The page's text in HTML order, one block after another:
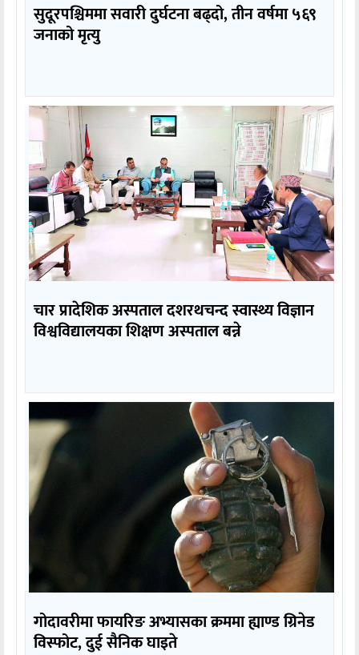
सुदूरपश्चिममा सवारी दुर्घटना बढ्दो, तीन वर्षमा ५६९
जनाको मृत्यु
चार प्रादेशिक अस्पताल दशरथचन्द स्वास्थ्य विज्ञान
विश्वविद्यालयका शिक्षण अस्पताल बन्ने
गोदावरीमा फायरिङ अभ्यासका क्रममा ह्याण्ड ग्रिनेड
विस्फोट, दुई सैनिक घाइते